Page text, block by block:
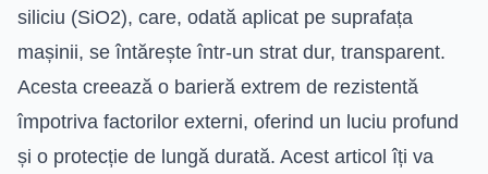
siliciu (SiO2), care, odată aplicat pe suprafața
mașinii, se întărește într-un strat dur, transparent.
Acesta creează o barieră extrem de rezistentă
împotriva factorilor externi, oferind un luciu profund
și o protecție de lungă durată. Acest articol îți va